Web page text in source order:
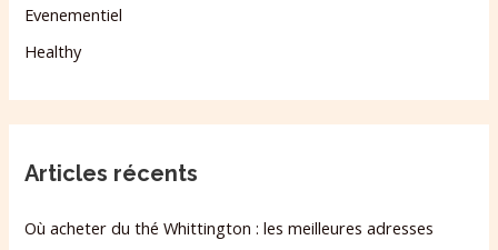
Evenementiel
Healthy
Articles récents
Où acheter du thé Whittington : les meilleures adresses